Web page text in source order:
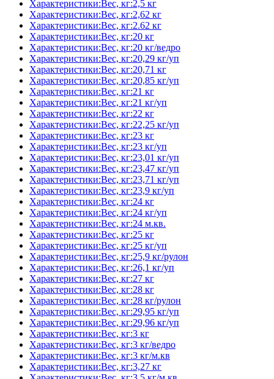
Характеристики:Вес, кг:2,5 кг
Характеристики:Вес, кг:2,62 кг
Характеристики:Вес, кг:2.62 кг
Характеристики:Вес, кг:20 кг
Характеристики:Вес, кг:20 кг/ведро
Характеристики:Вес, кг:20,29 кг/уп
Характеристики:Вес, кг:20,71 кг
Характеристики:Вес, кг:20,85 кг/уп
Характеристики:Вес, кг:21 кг
Характеристики:Вес, кг:21 кг/уп
Характеристики:Вес, кг:22 кг
Характеристики:Вес, кг:22,25 кг/уп
Характеристики:Вес, кг:23 кг
Характеристики:Вес, кг:23 кг/уп
Характеристики:Вес, кг:23,01 кг/уп
Характеристики:Вес, кг:23,47 кг/уп
Характеристики:Вес, кг:23,71 кг/уп
Характеристики:Вес, кг:23,9 кг/уп
Характеристики:Вес, кг:24 кг
Характеристики:Вес, кг:24 кг/уп
Характеристики:Вес, кг:24 м.кв.
Характеристики:Вес, кг:25 кг
Характеристики:Вес, кг:25 кг/уп
Характеристики:Вес, кг:25,9 кг/рулон
Характеристики:Вес, кг:26,1 кг/уп
Характеристики:Вес, кг:27 кг
Характеристики:Вес, кг:28 кг
Характеристики:Вес, кг:28 кг/рулон
Характеристики:Вес, кг:29,95 кг/уп
Характеристики:Вес, кг:29,96 кг/уп
Характеристики:Вес, кг:3 кг
Характеристики:Вес, кг:3 кг/ведро
Характеристики:Вес, кг:3 кг/м.кв
Характеристики:Вес, кг:3,27 кг